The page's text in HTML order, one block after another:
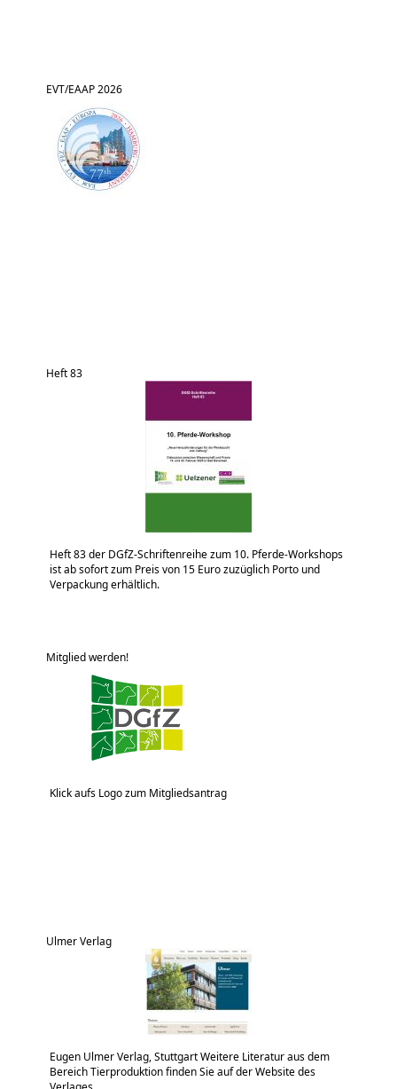
EVT/EAAP 2026
Heft 83
Heft 83 der DGfZ-Schriftenreihe zum 10. Pferde-Workshops
ist ab sofort zum Preis von 15 Euro zuzüglich Porto und
Verpackung erhältlich.
Mitglied werden!
Klick aufs Logo zum Mitgliedsantrag
Ulmer Verlag
Eugen Ulmer Verlag, Stuttgart Weitere Literatur aus dem
Bereich Tierproduktion finden Sie auf der Website des